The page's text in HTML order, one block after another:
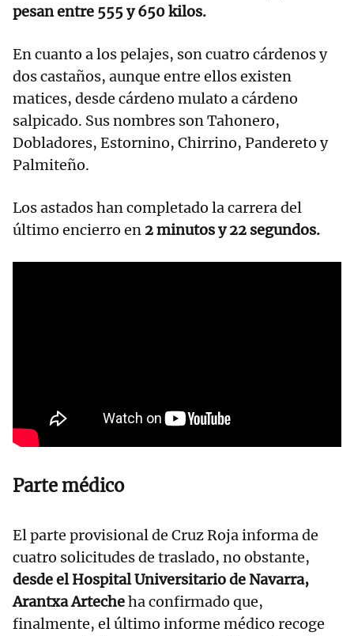
pesan entre 555 y 650 kilos.
En cuanto a los pelajes, son cuatro cárdenos y
dos castaños, aunque entre ellos existen
matices, desde cárdeno mulato a cárdeno
salpicado. Sus nombres son Tahonero,
Dobladores, Estornino, Chirrino, Pandereto y
Palmiteño.
Los astados han completado la carrera del
último encierro en 2 minutos y 22 segundos.
Parte médico
El parte provisional de Cruz Roja informa de
cuatro solicitudes de traslado, no obstante,
desde el Hospital Universitario de Navarra,
Arantxa Artecheha confirmado que,
finalmente, el último informe médico recoge